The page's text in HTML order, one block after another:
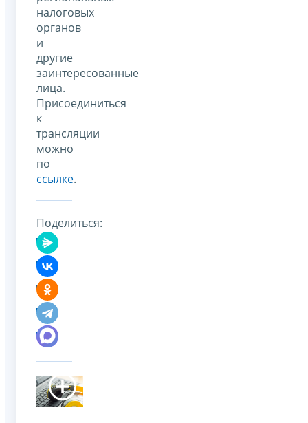
налоговых
органов
и
другие
заинтересованные
лица.
Присоединиться
к
трансляции
можно
по
ссылке.
Поделиться: